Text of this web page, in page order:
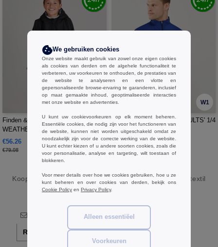
W1
Finden & Hales LV691 - KIDS ALL
WEATHER ROBE
€56.26
€79.08
-29%
W1
Finden & Hales LV874 - ADULTS' 1/4
ZIP TRACKSUIT TOP
€20.71
Koop Groothandel en detailhandel Jackets Sportbij Ntextil
Belgique
Registreer!
We gebruiken cookies
Onze website maakt gebruik van zowel onze eigen cookies
als cookies van derden om de algehele functionaliteit te
verbeteren, uw voorkeuren te onthouden, de prestaties van
de website te analyseren en een vlotte en
gepersonaliseerde browse-ervaring te garanderen, inclusief
op maat gemaakte inhoud, geoptimaliseerde interacties
met onze website en advertenties.
U kunt uw cookievoorkeuren op elk moment beheren.
Essentiële cookies, die nodig zijn voor het functioneren van
de website, kunnen niet worden uitgeschakeld omdat ze
noodzakelijk zijn voor de correcte werking van de website.
U kunt echter kiezen of u andere soorten cookies, zoals die
voor personalisatie, analyse en targeting, wilt toestaan of
blokkeren.
Voor meer details over hoe we cookies gebruiken, hoe u ze
kunt beheren en over cookies van derden, bekijk ons
Cookie Policy en Privacy Policy.
Alleen essentiëel
Voorkeuren